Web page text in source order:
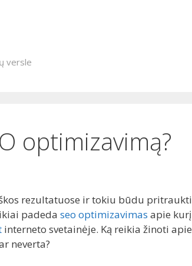
versle
optimizavimą?
rezultatuose ir tokiu būdu pritraukti
padeda seo optimizavimas apie kurį
interneto svetainėje. Ką reikia žinoti apie
neverta?